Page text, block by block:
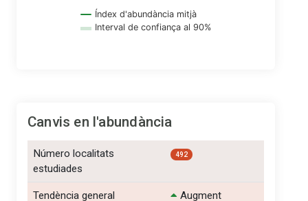
Índex d'abundància mitjà
Interval de confiança al 90%
Canvis en l'abundància
Número localitats
estudiades
492
Tendència general
Augment